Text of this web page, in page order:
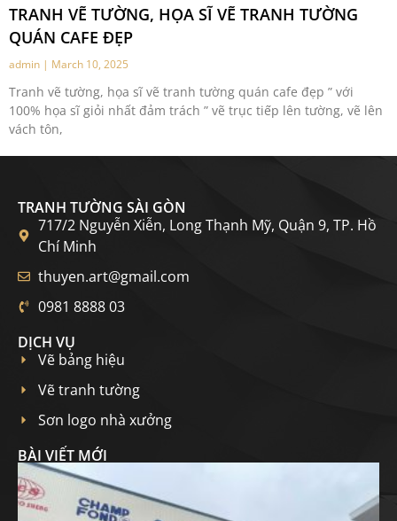
TRANH VẼ TƯỜNG, HỌA SĨ VẼ TRANH TƯỜNG
QUÁN CAFE ĐẸP
admin March 10, 2025
Tranh vẽ tường, họa sĩ vẽ tranh tường quán cafe đẹp ” với
100% họa sĩ giỏi nhất đảm trách ” vẽ trục tiếp lên tường, vẽ lên
vách tôn,
TRANH TƯỜNG SÀI GÒN
717/2 Nguyễn Xiễn, Long Thạnh Mỹ, Quận 9, TP. Hồ
Chí Minh
thuyen.art@gmail.com
0981 8888 03
DỊCH VỤ
Vẽ bảng hiệu
Vẽ tranh tường
Sơn logo nhà xưởng
BÀI VIẾT MỚI